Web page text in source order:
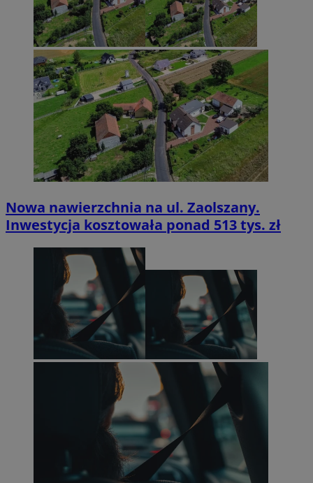
Nowa nawierzchnia na ul. Zaolszany.
Inwestycja kosztowała ponad 513 tys. zł